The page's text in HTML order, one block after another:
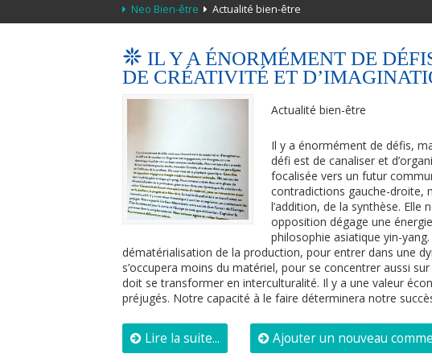
Neo Bien-être Actualité bien-être
IL Y A ÉNORMÉMENT DE
DE CRÉATIVITÉ ET
Actualité bien-être
Il y a énormément de défis,
défi est de canaliser et
focalisée vers un futur
contradictions gauche-droite,
l’addition, de la synthèse. Elle
opposition dégage une
philosophie asiatique yin-
dématérialisation de la production, pour entrer dans une
s’occupera moins du matériel, pour se concentrer aussi
doit se transformer en interculturalité. Il y a une valeur
préjugés. Notre capacité à le faire déterminera notre
Lire la suite... Ajouter un nouveau